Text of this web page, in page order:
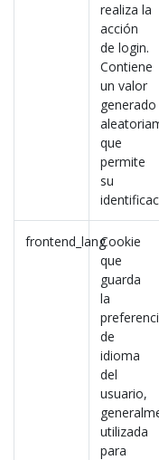
realiza la
acción
de login.
Contiene
un valor
generado
que
permite
su
frontend_langCookie
que
guarda
la
de
idioma
del
usuario,
utilizada
para